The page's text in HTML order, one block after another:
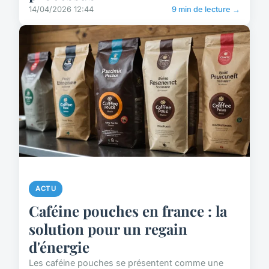
14/04/2026 12:44 9 min de lecture →
ACTU
Caféine pouches en france : la
solution pour un regain
d'énergie
Les caféine pouches se présentent comme une